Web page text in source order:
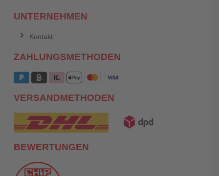
UNTERNEHMEN
Kontakt
ZAHLUNGSMETHODEN
VERSANDMETHODEN
BEWERTUNGEN